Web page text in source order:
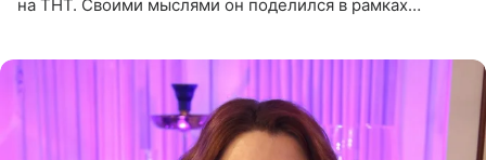
на ТНТ. Своими мыслями он поделился в рамках